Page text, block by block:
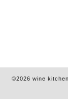
©2026 wine